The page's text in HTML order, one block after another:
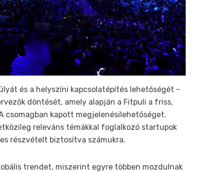
és a helyszíni kapcsolatépítés lehetőségét –
döntését, amely alapján a Fitpuli a friss,
kapott megjelenésilehetőséget.
releváns témákkal foglalkozó startupok
részvételt biztosítva számukra.
trendet, miszerint egyre többen mozdulnak